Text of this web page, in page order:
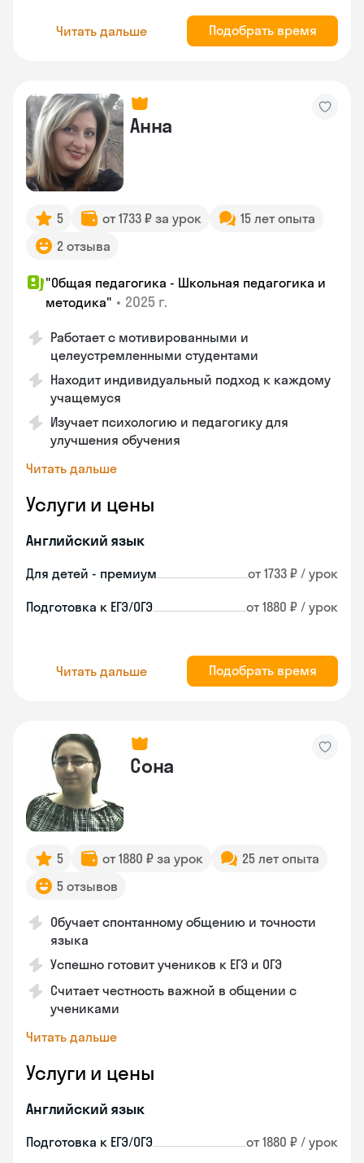
Читать дальше Подобрать время
Анна
5 от 1733 ₽ за урок
15 лет опыта
2 отзыва
"Общая педагогика - Школьная педагогика и
методика" • 2025 г.
Работает с мотивированными и
целеустремленными студентами
Находит индивидуальный подход к каждому
учащемуся
Изучает психологию и педагогику для
улучшения обучения
Читать дальше
Услуги и цены
Английский язык
Для детей - премиум от 1733 ₽ / урок
Подготовка к ЕГЭ/ОГЭ от 1880 ₽ / урок
Читать дальше Подобрать время
Сона
5 от 1880 ₽ за урок
25 лет опыта
5 отзывов
Обучает спонтанному общению и точности
языка
Успешно готовит учеников к ЕГЭ и ОГЭ
Считает честность важной в общении с
учениками
Читать дальше
Услуги и цены
Английский язык
Подготовка к ЕГЭ/ОГЭ от 1880 ₽ / урок